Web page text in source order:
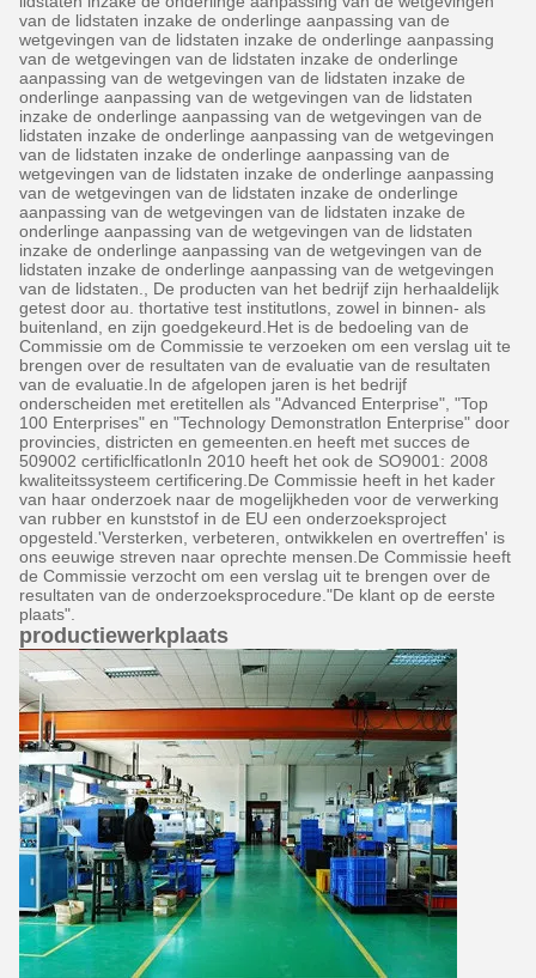
van de lidstaten inzake de onderlinge aanpassing van de
wetgevingen van de lidstaten inzake de onderlinge aanpassing
van de wetgevingen van de lidstaten inzake de onderlinge
aanpassing van de wetgevingen van de lidstaten inzake de
onderlinge aanpassing van de wetgevingen van de lidstaten
inzake de onderlinge aanpassing van de wetgevingen van de
lidstaten inzake de onderlinge aanpassing van de wetgevingen
van de lidstaten inzake de onderlinge aanpassing van de
wetgevingen van de lidstaten inzake de onderlinge aanpassing
van de wetgevingen van de lidstaten inzake de onderlinge
aanpassing van de wetgevingen van de lidstaten inzake de
onderlinge aanpassing van de wetgevingen van de lidstaten
inzake de onderlinge aanpassing van de wetgevingen van de
lidstaten inzake de onderlinge aanpassing van de wetgevingen
van de lidstaten., De producten van het bedrijf zijn herhaaldelijk
getest door au. thortative test institutlons, zowel in binnen- als
buitenland, en zijn goedgekeurd.Het is de bedoeling van de
Commissie om de Commissie te verzoeken om een verslag uit te
brengen over de resultaten van de evaluatie van de resultaten
van de evaluatie.In de afgelopen jaren is het bedrijf
onderscheiden met eretitellen als "Advanced Enterprise", "Top
100 Enterprises" en "Technology Demonstratlon Enterprise" door
provincies, districten en gemeenten.en heeft met succes de
509002 certificlficatlonIn 2010 heeft het ook de SO9001: 2008
kwaliteitssysteem certificering.De Commissie heeft in het kader
van haar onderzoek naar de mogelijkheden voor de verwerking
van rubber en kunststof in de EU een onderzoeksproject
opgesteld.'Versterken, verbeteren, ontwikkelen en overtreffen' is
ons eeuwige streven naar oprechte mensen.De Commissie heeft
de Commissie verzocht om een verslag uit te brengen over de
resultaten van de onderzoeksprocedure."De klant op de eerste
plaats".
productiewerkplaats